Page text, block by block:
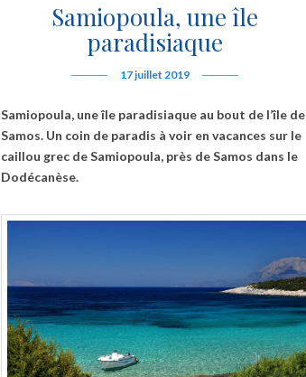
Samiopoula, une île
paradisiaque
17 juillet 2019
Samiopoula, une île paradisiaque au bout de l’île de
Samos. Un coin de paradis à voir en vacances sur le
caillou grec de Samiopoula, près de Samos dans le
Dodécanèse.